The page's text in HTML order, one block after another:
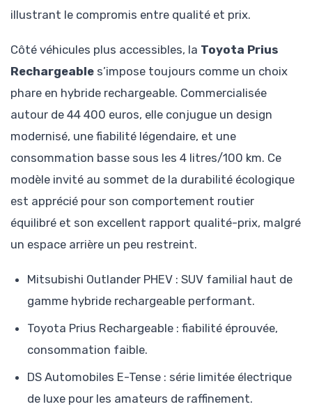
illustrant le compromis entre qualité et prix.
Côté véhicules plus accessibles, la Toyota Prius
Rechargeable s’impose toujours comme un choix
phare en hybride rechargeable. Commercialisée
autour de 44 400 euros, elle conjugue un design
modernisé, une fiabilité légendaire, et une
consommation basse sous les 4 litres/100 km. Ce
modèle invité au sommet de la durabilité écologique
est apprécié pour son comportement routier
équilibré et son excellent rapport qualité-prix, malgré
un espace arrière un peu restreint.
Mitsubishi Outlander PHEV : SUV familial haut de
gamme hybride rechargeable performant.
Toyota Prius Rechargeable : fiabilité éprouvée,
consommation faible.
DS Automobiles E-Tense : série limitée électrique
de luxe pour les amateurs de raffinement.